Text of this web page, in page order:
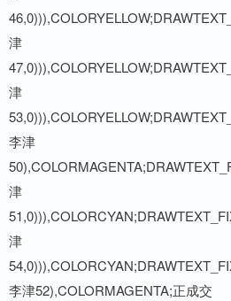
津
津
李津
津
津
李津52),COLORMAGENTA;正成交